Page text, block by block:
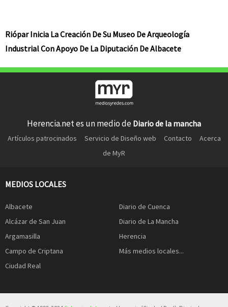
Riópar Inicia La Creación De Su Museo De Arqueología
Industrial Con Apoyo De La Diputación De Albacete
Herencia.net es un medio de Diario de la mancha
Artículos patrocinados Servicio de Diseño web Contacto
Acerca
de MyR
MEDIOS LOCALES
Albacete
Alcázar de San Juan
Argamasilla
Campo de Criptana
Ciudad Real
Diario de Cuenca
Diario de La Mancha
Herencia
Más medios locales...